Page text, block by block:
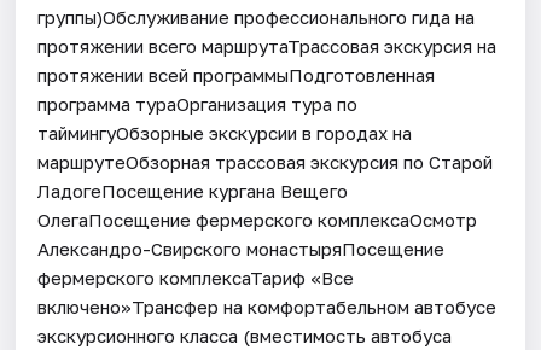
группы)Обслуживание профессионального гида на
протяжении всего маршрутаТрассовая экскурсия на
протяжении всей программыПодготовленная
программа тураОрганизация тура по
таймингуОбзорные экскурсии в городах на
маршрутеОбзорная трассовая экскурсия по Старой
ЛадогеПосещение кургана Вещего
ОлегаПосещение фермерского комплексаОсмотр
Александро-Свирского монастыряПосещение
фермерского комплексаТариф «Все
включено»Трансфер на комфортабельном автобусе
экскурсионного класса (вместимость автобуса